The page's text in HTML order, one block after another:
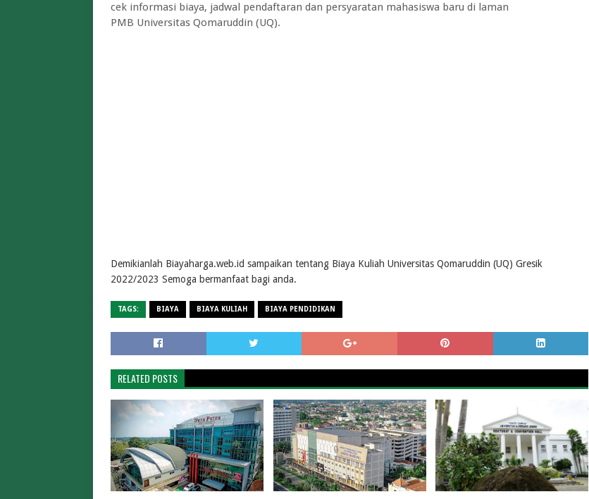
cek informasi biaya, jadwal pendaftaran dan persyaratan mahasiswa baru di laman
PMB Universitas Qomaruddin (UQ).
Demikianlah Biayaharga.web.id sampaikan tentang Biaya Kuliah Universitas Qomaruddin (UQ) Gresik
2022/2023 Semoga bermanfaat bagi anda.
TAGS: BIAYA BIAYA KULIAH BIAYA PENDIDIKAN
RELATED POSTS